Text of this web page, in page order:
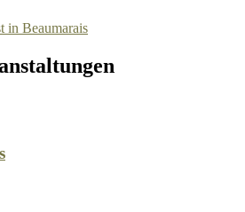
in Beaumarais